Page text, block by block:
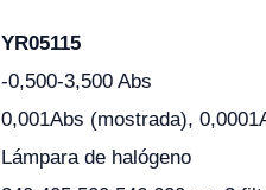
YR05115
-0,500-3,500 Abs
0,001Abs (mostrada),
Lámpara de halógeno